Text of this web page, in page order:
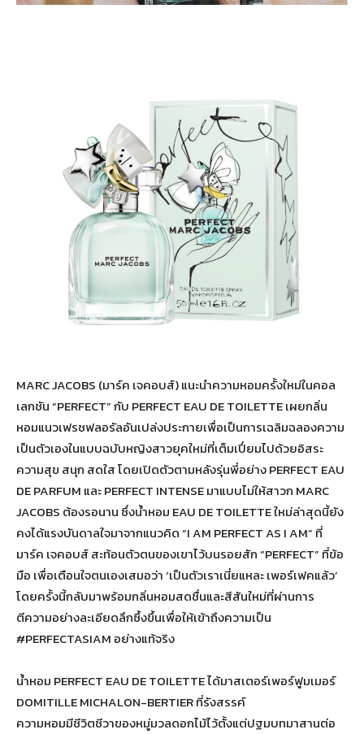
MARC JACOBS (มาร์ค เจคอบส์) แนะนำความหอมครั้งใหม่ในคอล
เลกชัน “PERFECT” กับ PERFECT EAU DE TOILETTE เผยกลิ่น
หอมแนวเฟรชฟลอรัลอันเปล่งประกายเพื่อเป็นการเฉลิมฉลองความ
เป็นตัวเองในแบบฉบับหญิงสาวยุคใหม่ที่เต็มเปี่ยมไปด้วยอิสระ
ความสุข สนุก สดใส โดยเปิดตัวตามหลังรุ่นพี่อย่าง PERFECT EAU
DE PARFUM และ PERFECT INTENSE มาแบบไม่ให้สาวก MARC
JACOBS ต้องรอนาน ซึ่งน้ำหอม EAU DE TOILETTE ใหม่ล่าสุดนี้ยัง
คงได้แรงบันดาลใจมาจากแนวคิด “I AM PERFECT AS I AM” ที่
มาร์ค เจคอบส์ สะท้อนตัวตนของเขาไว้บนรอยสัก “PERFECT” ที่ข้อ
มือ เพื่อเตือนใจตนเองเสมอว่า ‘เป็นตัวเราเนี่ยแหละ เพอร์เฟคแล้ว’
โดยครั้งนี้กลับมาพร้อมกลิ่นหอมสดชื่นและสีสันใหม่ที่ผ่านการ
ตีความอย่างละเอียดลึกซึ้งขึ้นเพื่อให้เข้าถึงความเป็น
#PERFECTASIAM อย่างแท้จริง
น้ำหอม PERFECT EAU DE TOILETTE ได้มาสเตอร์เพอร์ฟูมเมอร์
DOMITILLE MICHALON-BERTIER ที่รังสรรค์
ความหอมมีชีวิตชีวาของหมู่มวลดอกไม้ไว้ตั้งแต่ปฐมบทมาสานต่อ